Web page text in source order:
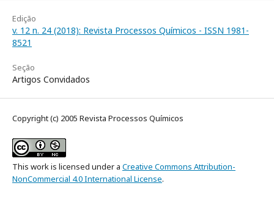
Edição
v. 12 n. 24 (2018): Revista Processos Químicos - ISSN 1981-
8521
Seção
Artigos Convidados
Copyright (c) 2005 Revista Processos Químicos
This work is licensed under a Creative Commons Attribution-
NonCommercial 4.0 International License.